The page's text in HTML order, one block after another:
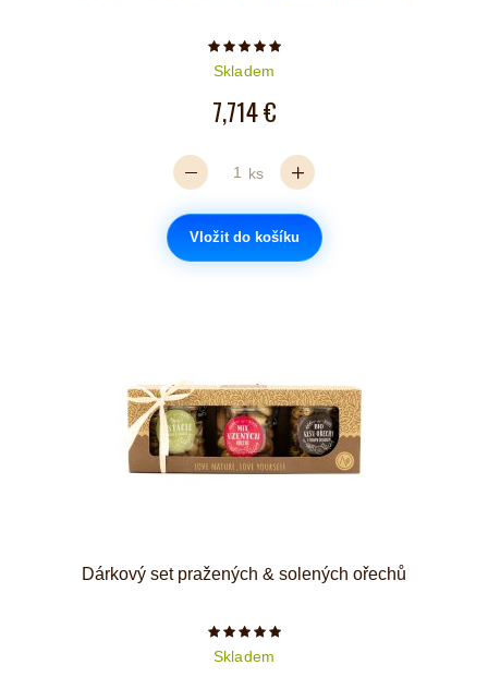
Počet hvězdiček je 5 z 5
Skladem
7,714 €
ks
Vložit do košíku
Dárkový set pražených & solených ořechů
Počet hvězdiček je 5 z 5
Skladem